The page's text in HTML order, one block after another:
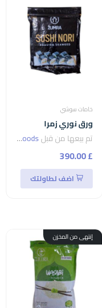
خامات سوشي
ورق نوري زمرا
تم بيعها من قبل seven foods
£ 390.00
اضف لطاولتك
إنتهى من المخزن